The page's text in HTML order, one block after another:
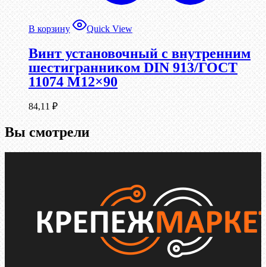
В корзину Quick View
Винт установочный с внутренним
шестигранником DIN 913/ГОСТ
11074 М12×90
84,11 ₽
Вы смотрели